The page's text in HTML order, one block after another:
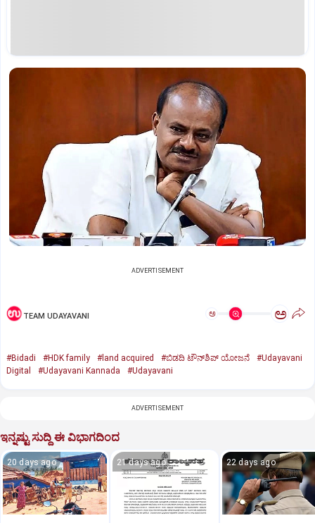
ADVERTISEMENT
TEAM UDAYAVANI ಅ ಅ
#Bidadi #HDK family #land acquired #ಬಿಡದಿ ಟೌನ್‌ಶಿಪ್‌ ಯೋಜನೆ
#Udayavani
Digital
#Udayavani Kannada #Udayavani
ADVERTISEMENT
ಇನ್ನಷ್ಟು ಸುದ್ದಿ ಈ ವಿಭಾಗದಿಂದ
20 days ago 21 days ago 22 days ago